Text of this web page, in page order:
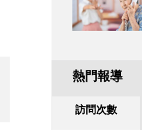
熱門報導
訪問次數